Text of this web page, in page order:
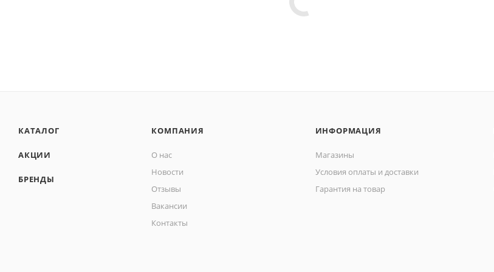
КАТАЛОГ
АКЦИИ
БРЕНДЫ
КОМПАНИЯ
О нас
Новости
Отзывы
Вакансии
Контакты
ИНФОРМАЦИЯ
Магазины
Условия оплаты и доставки
Гарантия на товар